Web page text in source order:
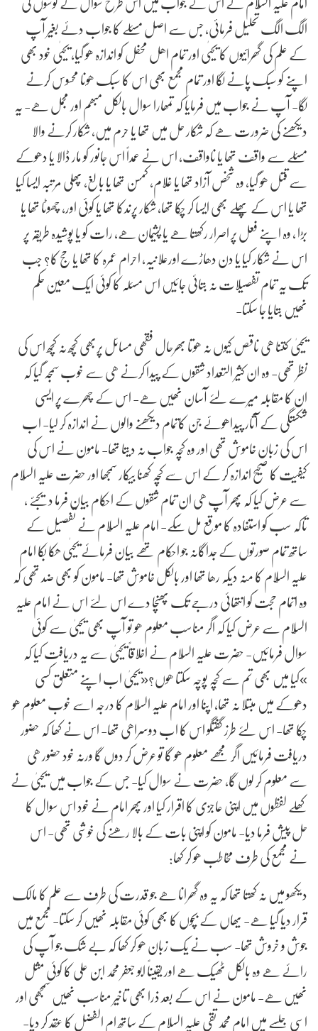
الگ الگ تحلیل فرمائی, جس سے اصل مسئلے کا جواب دئے بغیر آپ
کے علم کی گھرائیوں کا یحیٰی اور تمام اھل محفل کو اندازہ ھو گیا, یحیٰی خود بھی
اپنے کو سبک پانے لگا اور تمام مجمع بھی اس کا سبک ھونا محسوس کرنے
لگا- آپ نے جواب میں فرمایا کہ تمھارا سوال بالکل مبھم اور مجمل ھے- یہ
دیکھنے کی ضرورت ھے کہ شکار حل میں تھا یا حرم میں، شکار کرنے والا
مسئلے سے واقف تھا یا ناواقف، اس نے عمداً اس جانور کو مار ڈالا یا دھوکے
سے قتل ھو گیا، وہ شخص آزاد تھا یا غلام، کمسن تھا یا بالغ، پھلی مرتبہ ایسا کیا
تھا یا اس کے پھلے بھی ایسا کر چکا تھا، شکار پرندکا تھا یا کوئی اور، چھوٹا تھا یا
بڑا ، وہ اپنے فعل پر اصرار رکھتا ھے یا پشیمان ھے، رات کو یا پوشیدہ طریقہ پر
اس نے شکار کیا یا دن دھاڑے اورعلانیہ، احرام عمرہ کا تھا یا حج کا؟ جب
تک یہ تمام تفصیلات نہ بتائی جائیں اس مسئلہ کا کوئی ایک معین حکم
نھیں بتایا جا سکتا-
یحییٰ کتنا ھی ناقص کیوں نہ ھوتا بھرحال فقھی مسائل پربھی کچھ نہ کچھ اس کی
نظر تھی- وہ ان کثیر التعداد شقوں کے پیدا کرنے ھی سے خوب سمجہ گیا کہ
ان کا مقابلہ میرے لئے آسان نھیں ھے- اس کے چھرے پر ایسی
شکستگی کے آثار پیداھوئے جن کاتمام دیکھنے والوں نے اندازہ کر لیا- اب
اس کی زبان خاموش تھی اور وہ کچہ جواب نہ دیتا تھا- مامون نے اس کی
کیفیت کا صحیح اندازہ کر کے اس سے کچہ کھنا بیکار سمجھا اور حضرت علیہ السّلام
سے عرض کیا کہ پھر آپ ھی ان تمام شقوں کے احکام بیان فرما دیجئے ,
تاکہ سب کو استفادہ کا موقع مل سکے- امام علیہ السّلام نے تفصیل کے
ساتھ تمام صورتوں کے جداگانہ جو احکام تھے بیان فرمائے یحیٰی ھکا بکا امام
علیہ السّلام کا منہ دیکہ رھا تھا اور بالکل خاموش تھا- مامون کو بھی ضد تھی کہ
وہ اتمام حجت کو انتھائی درجے تک پھنچا دے اس لئے اس نے امام علیہ
السّلام سے عرض کیا کہ اگر مناسب معلوم ھو تو آپ بھی یحییٰ سے کوئی
سوال فرمائیں- حضرت علیہ السّلام نے اخلاقاً یحییٰ سے یہ دریافت کیا کہ
»کیا میں بھی تم سے کچہ پوچہ سکتا ھوں?«یحییٰ اب اپنے متعلق کسی
دھوکے میں مبتلا نہ تھا, اپنا اور امام علیہ السّلام کا درجہ اسے خوب معلوم ھو
چکا تھا- اس لئے طرز گفتگو اس کا اب دوسراھی تھا- اس نے کھا کہ حضور
دریافت فرمائیں اگر مجھے معلوم ھو گا تو عرض کر دوں گا ورنہ خود حضور ھی
سے معلوم کر لوں گا, حضرت نے سوال کیا- جس کے جواب میں یحییٰ نے
کھلے لفظوں میں اپنی عاجزی کا اقرار کیا اور پھر امام نے خود اس سوال کا
حل پیش فرما دیا- مامون کو اپنی بات کے بالا رھنے کی خوشی تھی- اس
نے مجمع کی طرف مخاطب ھو کر کھا:
دیکھو میں نہ کھتا تھا کہ یہ وہ گھرانا ھے جو قدرت کی طرف سے علم کا مالک
قرار دیا گیا ھے- یھاں کے بچوں کا بھی کوئی مقابلہ نھیں کر سکتا- مجمع میں
جوش و خروش تھا- سب نے یک زبان ھو کر کھا کہ بے شک جو آپ کی
رائے ھے وہ بالکل ٹھیک ھے اور یقیناً ابو جعفر محمد ابن علی کا کوئی مثل
نھیں ھے- مامون نے اس کے بعد ذرا بھی تاخیر مناسب نھیں سمجھی اور
اسی جلسے میں امام محمد تقی علیہ السلام کے ساتھ ام الفضل کا عقد کر دیا-